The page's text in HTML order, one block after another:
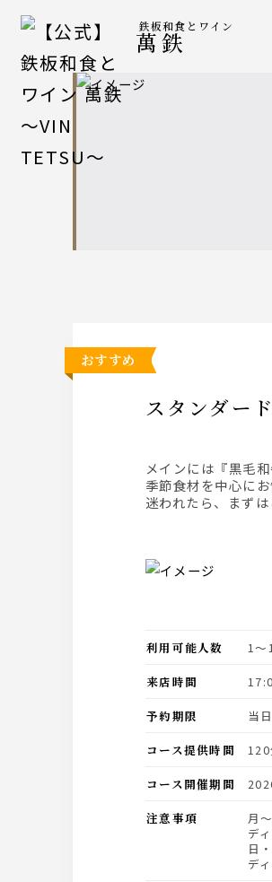
鉄板和食とワイン
萬鉄
おすすめ
スタンダ
メインには『黒毛
季節食材を中心に
迷われたら、まずは
利用可能人数
1
来店時間
予約期限
コース提供時間
コース開催期間
注意事項
月
デ
日
デ